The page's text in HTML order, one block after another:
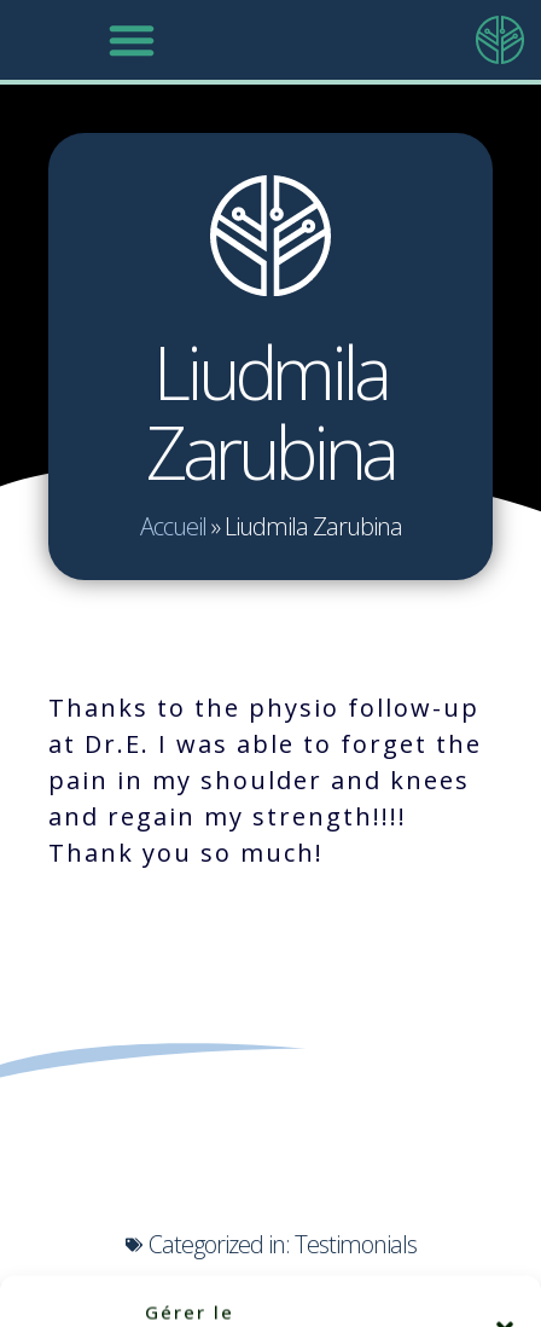
Gérer le
Liudmila
Zarubina
Accueil»Liudmila Zarubina
Thanks to the physio follow-up
at Dr.E. I was able to forget the
pain in my shoulder and knees
and regain my strength!!!!
Thank you so much!
Categorized in:Testimonials